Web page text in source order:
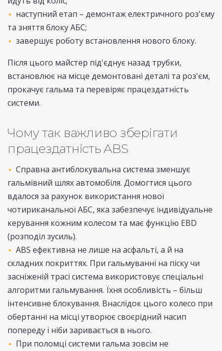
наступний етап – демонтаж електричного роз'єму
та зняття блоку АБС;
завершує роботу встановлення нового блоку.
Після цього майстер під'єднує назад трубки,
встановлює на місце демонтовані деталі та роз'єм,
прокачує гальма та перевіряє працездатність
системи.
Чому так важливо зберігати
працездатність ABS
Справна антиблокувальна система зменшує
гальмівний шлях автомобіля. Домогтися цього
вдалося за рахунок використання нової
чотириканальної АБС, яка забезпечує індивідуальне
керування кожним колесом та має функцію EBD
(розподіл зусиль).
ABS ефективна не лише на асфальті, а й на
складних покриттях. При гальмуванні на піску чи
засніженій трасі система використовує спеціальні
алгоритми гальмування. Їхня особливість – більш
інтенсивне блокування. Внаслідок цього колесо при
обертанні на місці утворює своєрідний насип
попереду і ніби заривається в нього.
При поломці системи гальма зовсім не